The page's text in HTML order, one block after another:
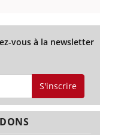
vous à la newsletter
S'inscrire